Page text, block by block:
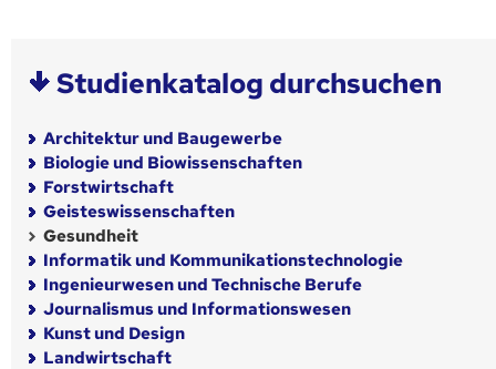
Studienkatalog durchsuchen
Architektur und Baugewerbe
Biologie und Biowissenschaften
Forstwirtschaft
Geisteswissenschaften
Gesundheit
Informatik und Kommunikationstechnologie
Ingenieurwesen und Technische Berufe
Journalismus und Informationswesen
Kunst und Design
Landwirtschaft